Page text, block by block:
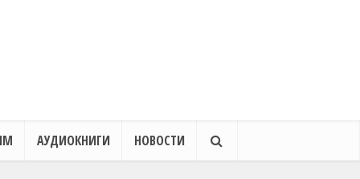
АУДИОКНИГИ НОВОСТИ